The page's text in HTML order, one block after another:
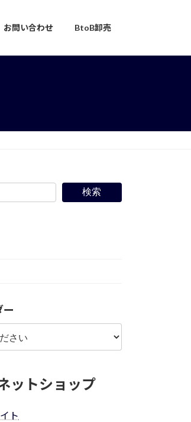
お問い合わせ BtoB卸売
検索
ー
ットショップ
ト